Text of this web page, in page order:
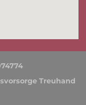
Treuhand